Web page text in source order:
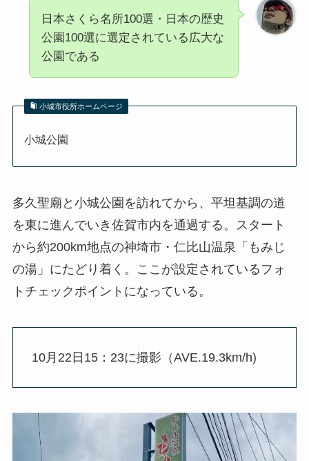
日本さくら名所100選・日本の歴史
公園100選に選定されている広大な
公園である
小城市役所ホームページ
小城公園
多久聖廟と小城公園を訪れてから、平坦基調の道
を東に進んでいき佐賀市内を通過する。スタート
から約200km地点の神埼市・仁比山温泉「もみじ
の湯」にたどり着く。ここが設定されているフォ
トチェックポイントになっている。
10月22日15：23に撮影（AVE.19.3km/h)